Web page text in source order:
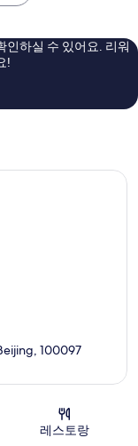
해
요,
인하실 수 있어요. 리워
!
100097
레스토랑